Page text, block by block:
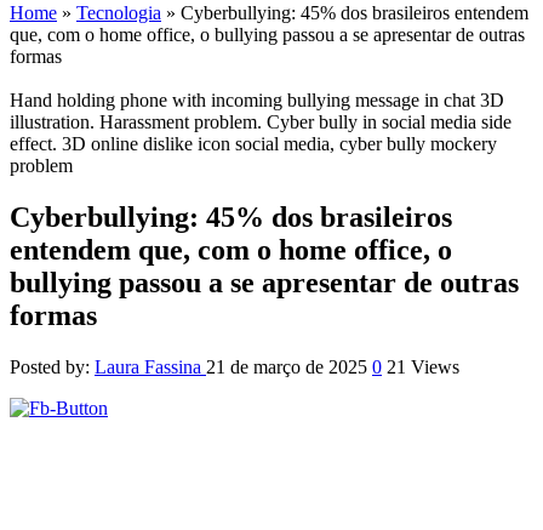
Home » Tecnologia » Cyberbullying: 45% dos brasileiros entendem
que, com o home office, o bullying passou a se apresentar de outras
formas
Hand holding phone with incoming bullying message in chat 3D
illustration. Harassment problem. Cyber bully in social media side
effect. 3D online dislike icon social media, cyber bully mockery
problem
Cyberbullying: 45% dos brasileiros
entendem que, com o home office, o
bullying passou a se apresentar de outras
formas
Posted by: Laura Fassina 21 de março de 2025 0 21 Views